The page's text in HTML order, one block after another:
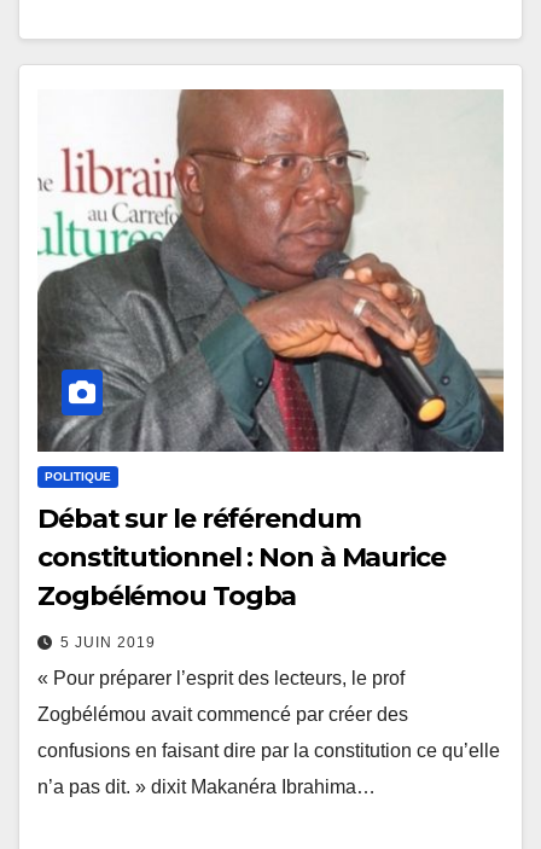
POLITIQUE
Débat sur le référendum
constitutionnel : Non à Maurice
Zogbélémou Togba
5 JUIN 2019
« Pour préparer l’esprit des lecteurs, le prof
Zogbélémou avait commencé par créer des
confusions en faisant dire par la constitution ce qu’elle
n’a pas dit. » dixit Makanéra Ibrahima…